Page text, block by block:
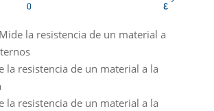
Mide la resistencia de un material a
la resistencia de un material a la
la resistencia de un material a la